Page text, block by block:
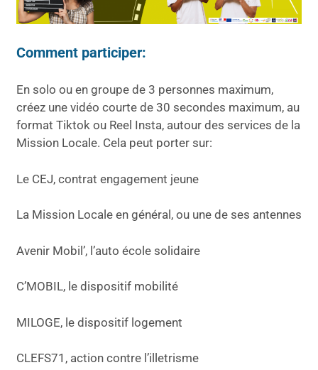
Comment participer:
En solo ou en groupe de 3 personnes maximum,
créez une vidéo courte de 30 secondes maximum, au
format Tiktok ou Reel Insta, autour des services de la
Mission Locale. Cela peut porter sur:
Le CEJ, contrat engagement jeune
La Mission Locale en général, ou une de ses antennes
Avenir Mobil’, l’auto école solidaire
C’MOBIL, le dispositif mobilité
MILOGE, le dispositif logement
CLEFS71, action contre l’illetrisme